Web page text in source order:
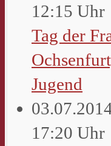
12:15 Uhr
Tag der
Jugend
17:20 Uhr